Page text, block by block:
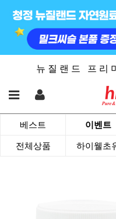
뉴 질 랜 드 프 리
베스트 이벤트
전체상품 하이웰초